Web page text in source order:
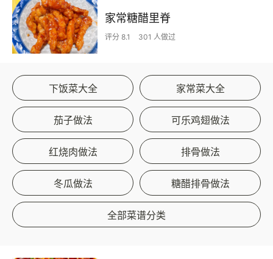
家常糖醋里脊
评分 8.1 301 人做过
下饭菜大全 家常菜大全
茄子做法 可乐鸡翅做法
红烧肉做法 排骨做法
冬瓜做法 糖醋排骨做法
全部菜谱分类